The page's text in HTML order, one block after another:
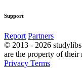
Support
Report Partners
© 2013 - 2026
are the property of their
Privacy Terms